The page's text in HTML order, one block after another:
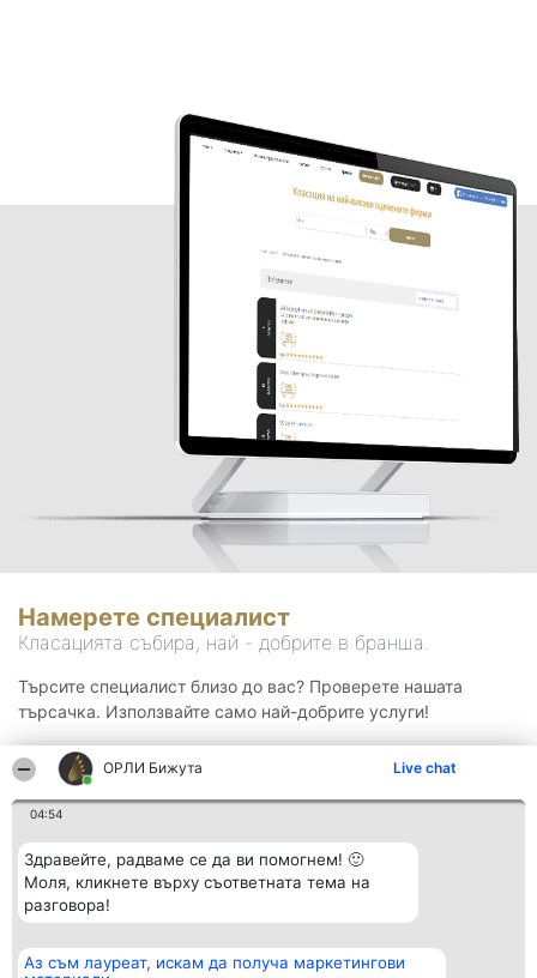
ОРЛИ Бижута Live chat
04:54
Здравейте, радваме се да ви помогнем! 🙂
Моля, кликнете върху съответната тема на
разговора!
Аз съм лауреат, искам да получа маркетингови
Намерете специалист
Класацията събира, най - добрите в бранша.
Търсите специалист близо до вас? Проверете нашата
търсачка. Използвайте само най-добрите услуги!
Организатор на
Класация Контакти